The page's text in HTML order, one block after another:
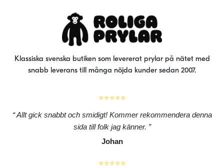
Klassiska svenska butiken som levererat prylar på nätet med
snabb leverans till många nöjda kunder sedan 2007.
⭐⭐⭐⭐⭐
Allt gick snabbt och smidigt! Kommer rekommendera denna
sida till folk jag känner.
Johan
⭐⭐⭐⭐⭐